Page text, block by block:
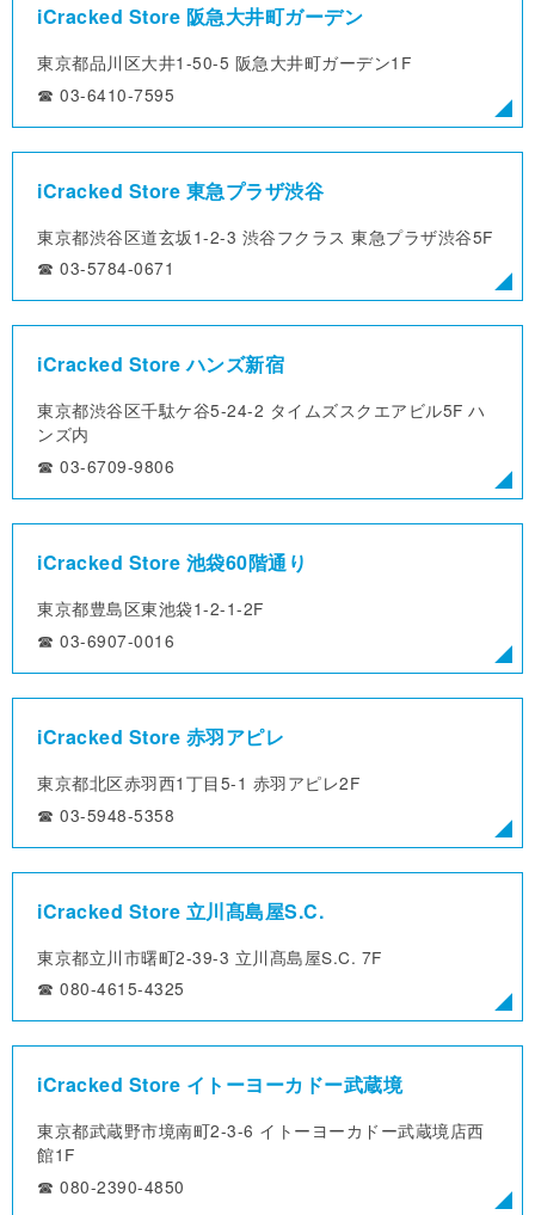
iCracked Store 阪急大井町ガーデン
東京都品川区大井1-50-5 阪急大井町ガーデン1F
☎︎ 03-6410-7595
iCracked Store 東急プラザ渋谷
東京都渋谷区道玄坂1-2-3 渋谷フクラス 東急プラザ渋谷5F
☎︎ 03-5784-0671
iCracked Store ハンズ新宿
東京都渋谷区千駄ケ谷5-24-2 タイムズスクエアビル5F ハ
ンズ内
☎︎ 03-6709-9806
iCracked Store 池袋60階通り
東京都豊島区東池袋1-2-1-2F
☎︎ 03-6907-0016
iCracked Store 赤羽アピレ
東京都北区赤羽西1丁目5-1 赤羽アピレ2F
☎︎ 03-5948-5358
iCracked Store 立川髙島屋S.C.
東京都立川市曙町2-39-3 立川髙島屋S.C. 7F
☎︎ 080-4615-4325
iCracked Store イトーヨーカドー武蔵境
東京都武蔵野市境南町2-3-6 イトーヨーカドー武蔵境店西
館1F
☎︎ 080-2390-4850